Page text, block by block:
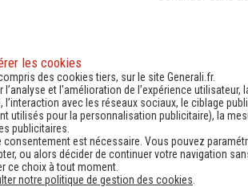
Contacter un
(Obtenir un devis,
information, faire un
les cookies
des cookies tiers, sur le site Generali.fr.
et l'amélioration de l’expérience utilisateur,
l’interaction avec les réseaux sociaux, le ciblage
utilisés pour la personnalisation publicitaire), la
publicitaires.
consentement est nécessaire. Vous pouvez
ou alors décider de continuer votre navigation
ce choix à tout moment.
notre politique de gestion des cookies